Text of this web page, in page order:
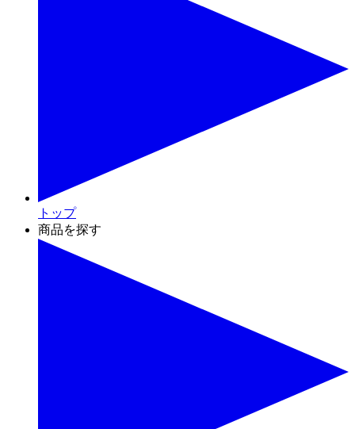
トップ
商品を探す